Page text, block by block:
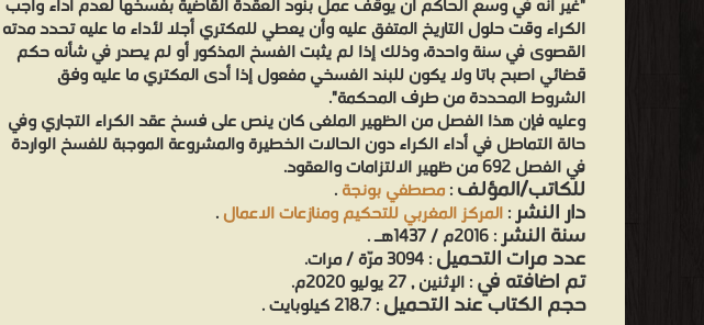
"غير انه في وسع الحاكم أن يوقف عمل بنود العقدة القاضية بفسخها لعدم أداء واجب
الكراء وقت حلول التاريخ المتفق عليه وأن يعطي للمكتري أجلا لأداء ما عليه تحدد مدته
القصوى في سنة واحدة، وذلك إذا لم يثبت الفسخ المذكور أو لم يصدر في شأنه حكم
قضائي اصبح باتا ولا يكون للبند الفسخي مفعول إذا أدى المكتري ما عليه وفق
الشروط المحددة من طرف المحكمة".
وعليه فإن هذا الفصل من الظهير الملغى كان ينص على فسخ عقد الكراء التجاري وفي
حالة التماطل في أداء الكراء دون الحالات الخطيرة والمشروعة الموجبة للفسخ الواردة
في الفصل 692 من ظهير الالتزامات والعقود.
للكاتب/المؤلف:مصطفي بونجة.
دار النشر:المركز المغربي للتحكيم ومنازعات الاعمال.
سنة النشر: 2016م / 1437هـ .
عدد مرات التحميل: 3094 مرّة / مرات.
تم اضافته في: الإثنين , 27 يوليو 2020م.
حجم الكتاب عند التحميل: 218.7 كيلوبايت .